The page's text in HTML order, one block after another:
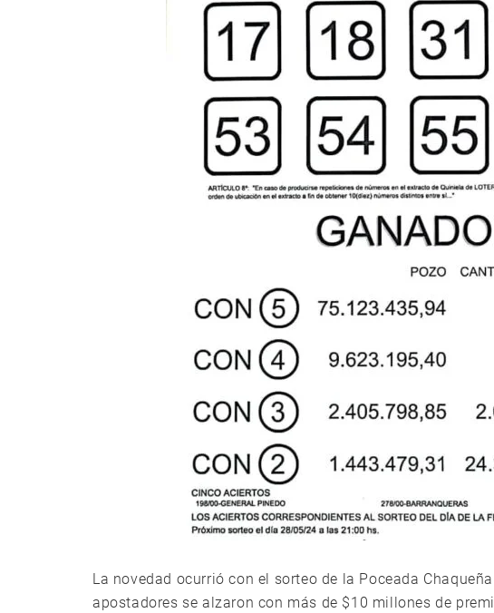
La novedad ocurrió con el sorteo de la Poceada
apostadores se alzaron con más de $10 millones de